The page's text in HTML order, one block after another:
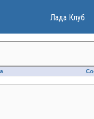
Лада Клуб